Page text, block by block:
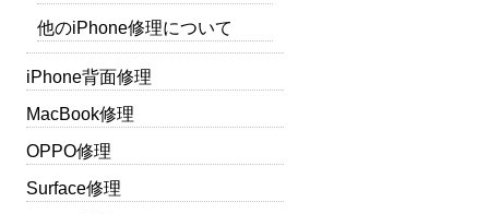
他のiPhone修理について
iPhone背面修理
MacBook修理
OPPO修理
Surface修理